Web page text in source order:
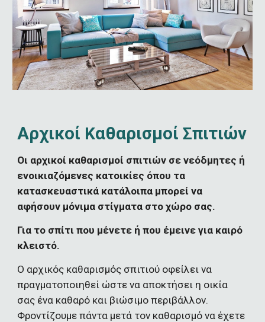
Αρχικοί Καθαρισμοί Σπιτιών
Οι αρχικοί καθαρισμοί σπιτιών σε νεόδμητες ή
ενοικιαζόμενες κατοικίες όπου τα
κατασκευαστικά κατάλοιπα μπορεί να
αφήσουν μόνιμα στίγματα στο χώρο σας.
Για το σπίτι που μένετε ή που έμεινε για καιρό
κλειστό.
O αρχικός καθαρισμός σπιτιού οφείλει να
πραγματοποιηθεί ώστε να αποκτήσει η οικία
σας ένα καθαρό και βιώσιμο περιβάλλον.
Φροντίζουμε πάντα μετά τον καθαρισμό να έχετε